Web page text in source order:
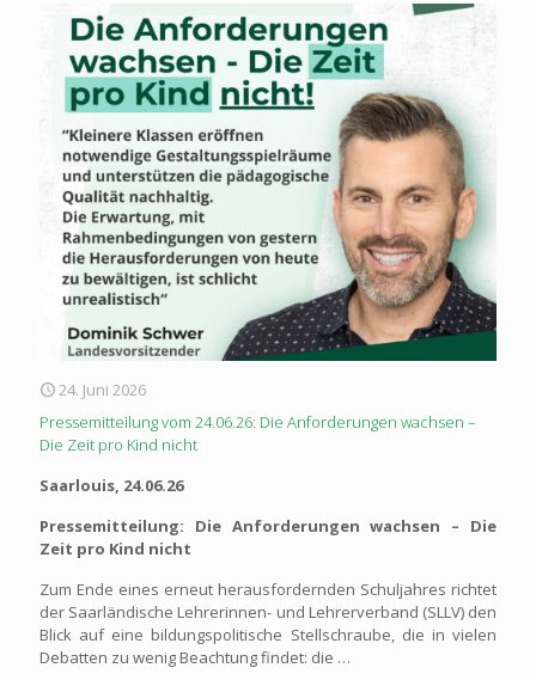
24. Juni 2026
Pressemitteilung vom 24.06.26: Die Anforderungen wachsen –
Die Zeit pro Kind nicht
Saarlouis, 24.06.26
Pressemitteilung: Die Anforderungen wachsen – Die
Zeit pro Kind nicht
Zum Ende eines erneut herausfordernden Schuljahres richtet
der Saarländische Lehrerinnen- und Lehrerverband (SLLV) den
Blick auf eine bildungspolitische Stellschraube, die in vielen
Debatten zu wenig Beachtung findet: die …